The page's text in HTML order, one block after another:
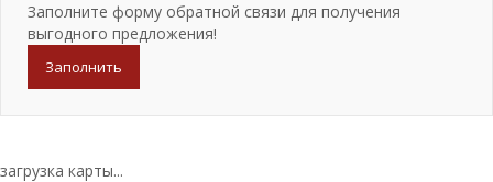
Заполните форму обратной связи для получения
выгодного предложения!
Заполнить
загрузка карты...